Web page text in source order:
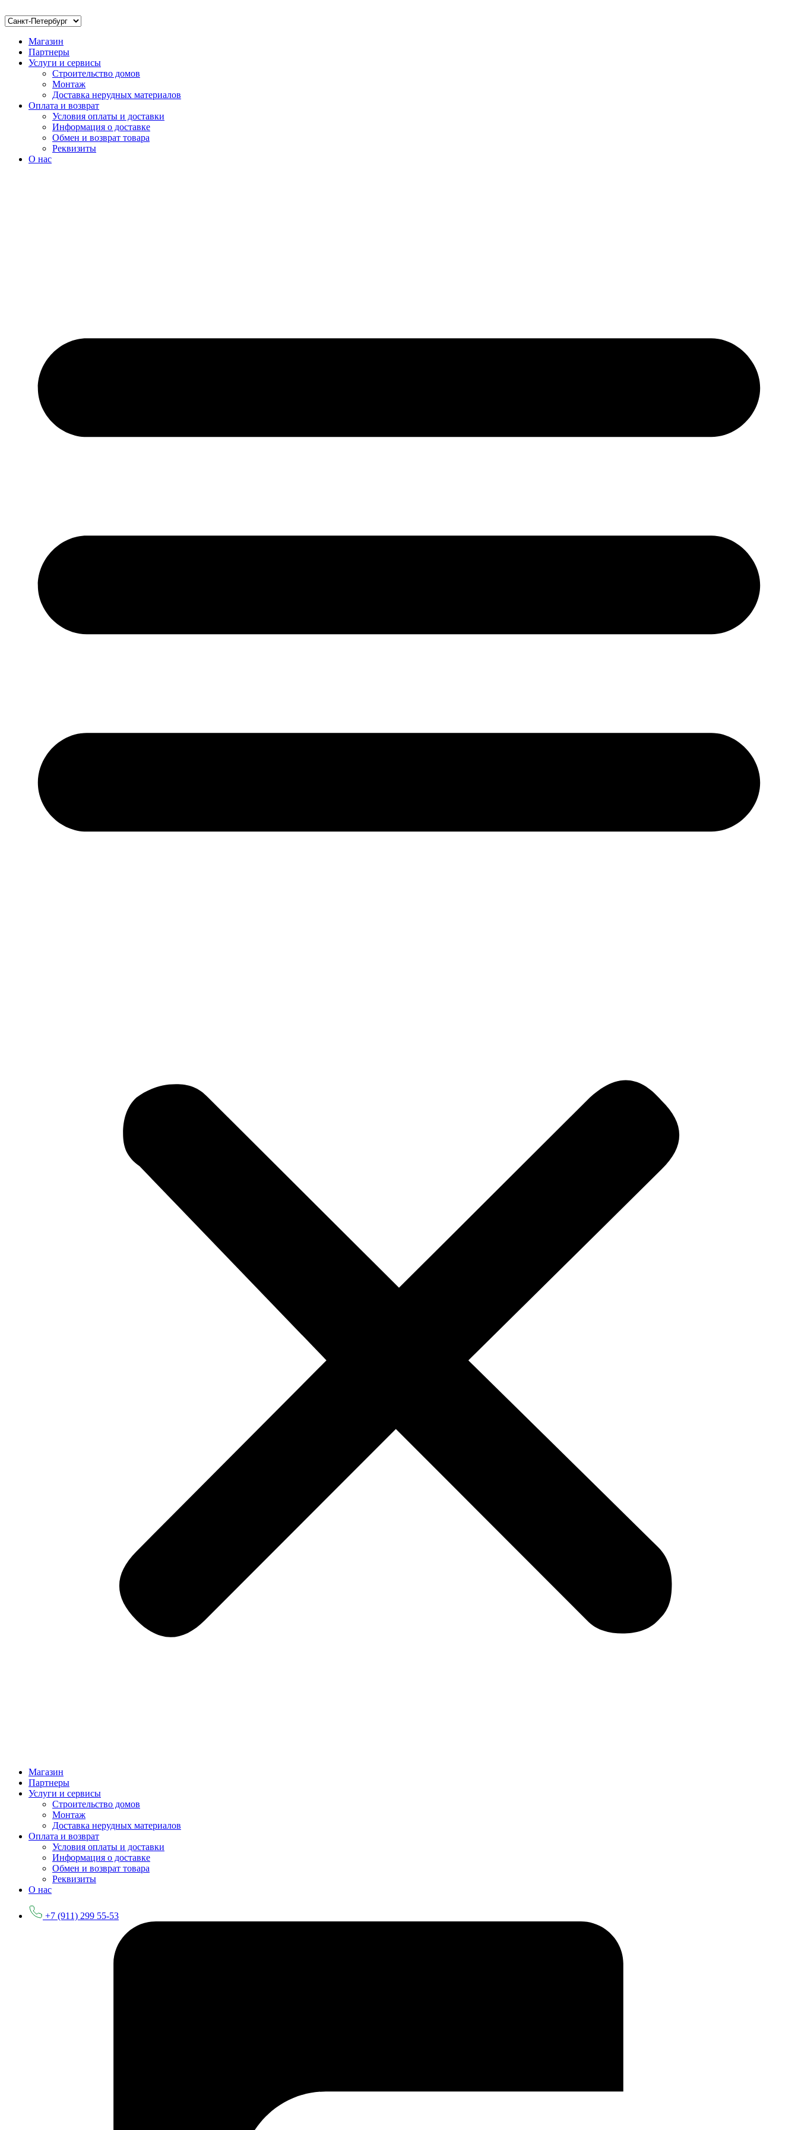
Магазин
Партнеры
Услуги и сервисы
Строительство домов
Монтаж
Доставка нерудных материалов
Оплата и возврат
Условия оплаты и доставки
Информация о доставке
Обмен и возврат товара
Реквизиты
О нас
Магазин
Партнеры
Услуги и сервисы
Строительство домов
Монтаж
Доставка нерудных материалов
Оплата и возврат
Условия оплаты и доставки
Информация о доставке
Обмен и возврат товара
Реквизиты
О нас
+7 (911) 299 55-53